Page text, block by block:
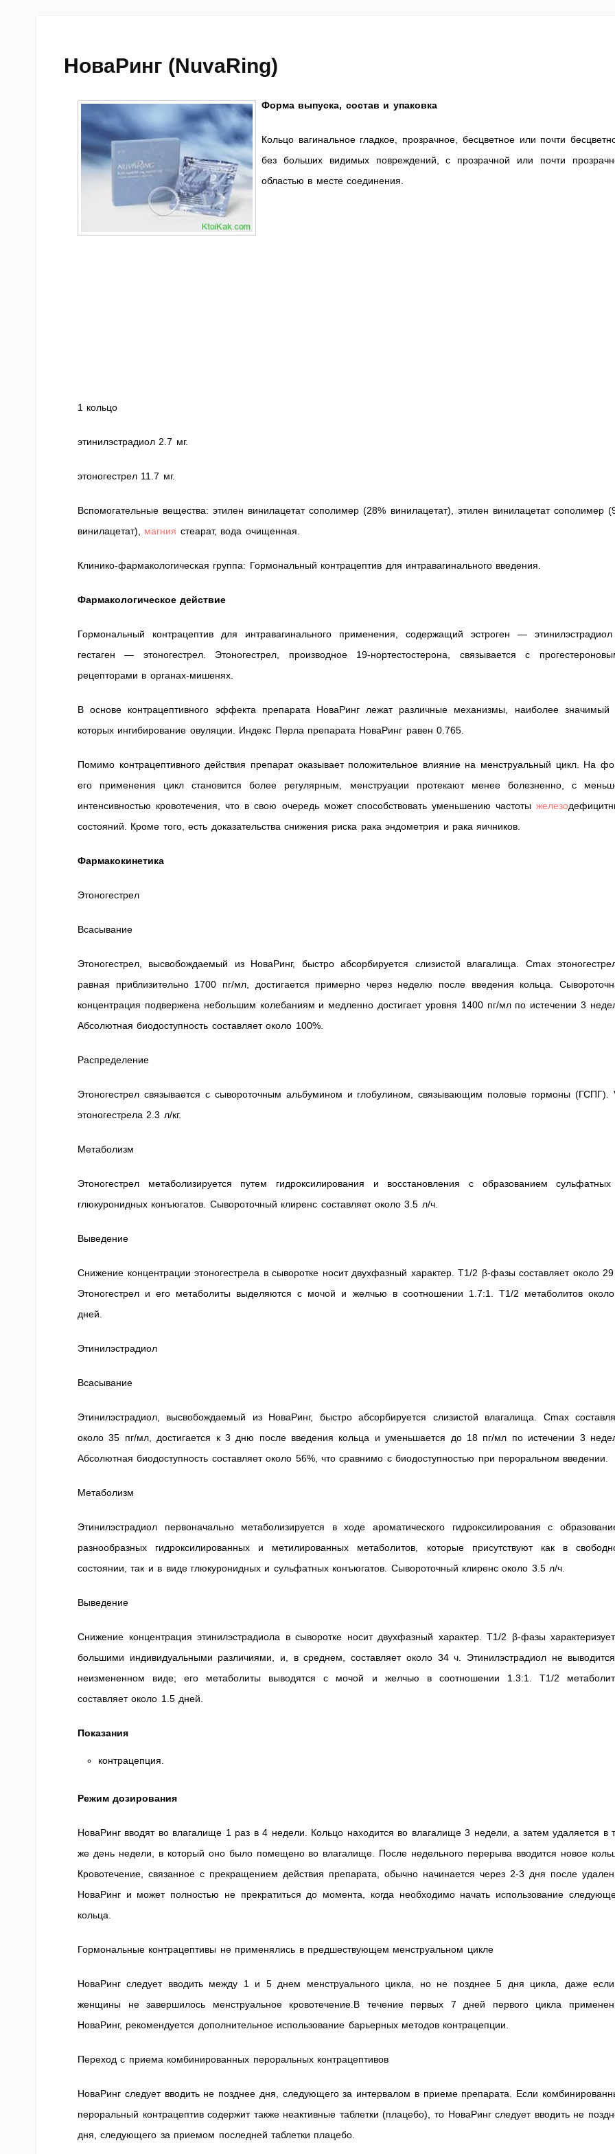
НоваРинг (NuvaRing)
Форма выпуска, состав и упаковка
Кольцо вагинальное гладкое, прозрачное, бесцветное или почти
без больших видимых повреждений, с прозрачной или почти
областью в месте соединения.
1 кольцо
этинилэстрадиол 2.7 мг.
этоногестрел 11.7 мг.
Вспомогательные вещества: этилен винилацетат сополимер (28% винилацетат), этилен винилацетат сополимер
винилацетат), магния стеарат, вода очищенная.
Клинико-фармакологическая группа: Гормональный контрацептив для интравагинального введения.
Фармакологическое действие
Гормональный контрацептив для интравагинального применения, содержащий эстроген —
гестаген — этоногестрел. Этоногестрел, производное 19-нортестостерона, связывается с
рецепторами в органах-мишенях.
В основе контрацептивного эффекта препарата НоваРинг лежат различные механизмы, наиболее значимый
которых ингибирование овуляции. Индекс Перла препарата НоваРинг равен 0.765.
Помимо контрацептивного действия препарат оказывает положительное влияние на менструальный цикл. На
его применения цикл становится более регулярным, менструации протекают менее болезненно, с
интенсивностью кровотечения, что в свою очередь может способствовать уменьшению частоты железо
состояний. Кроме того, есть доказательства снижения риска рака эндометрия и рака яичников.
Фармакокинетика
Этоногестрел
Всасывание
Этоногестрел, высвобождаемый из НоваРинг, быстро абсорбируется слизистой влагалища. Cmax
равная приблизительно 1700 пг/мл, достигается примерно через неделю после введения кольца.
концентрация подвержена небольшим колебаниям и медленно достигает уровня 1400 пг/мл по истечении 3
Абсолютная биодоступность составляет около 100%.
Распределение
Этоногестрел связывается с сывороточным альбумином и глобулином, связывающим половые гормоны (ГСПГ).
этоногестрела 2.3 л/кг.
Метаболизм
Этоногестрел метаболизируется путем гидроксилирования и восстановления с образованием
глюкуронидных конъюгатов. Сывороточный клиренс составляет около 3.5 л/ч.
Выведение
Снижение концентрации этоногестрела в сыворотке носит двухфазный характер. T1/2 β-фазы составляет около 29
Этоногестрел и его метаболиты выделяются с мочой и желчью в соотношении 1.7:1. T1/2 метаболитов
дней.
Этинилэстрадиол
Всасывание
Этинилэстрадиол, высвобождаемый из НоваРинг, быстро абсорбируется слизистой влагалища. Cmax
около 35 пг/мл, достигается к 3 дню после введения кольца и уменьшается до 18 пг/мл по истечении 3
Абсолютная биодоступность составляет около 56%, что сравнимо с биодоступностью при пероральном введении.
Метаболизм
Этинилэстрадиол первоначально метаболизируется в ходе ароматического гидроксилирования с
разнообразных гидроксилированных и метилированных метаболитов, которые присутствуют как в
состоянии, так и в виде глюкуронидных и сульфатных конъюгатов. Сывороточный клиренс около 3.5 л/ч.
Выведение
Снижение концентрация этинилэстрадиола в сыворотке носит двухфазный характер. T1/2 β-фазы
большими индивидуальными различиями, и, в среднем, составляет около 34 ч. Этинилэстрадиол не
неизмененном виде; его метаболиты выводятся с мочой и желчью в соотношении 1.3:1. T1/2
составляет около 1.5 дней.
Показания
контрацепция.
Режим дозирования
НоваРинг вводят во влагалище 1 раз в 4 недели. Кольцо находится во влагалище 3 недели, а затем удаляется в
же день недели, в который оно было помещено во влагалище. После недельного перерыва вводится новое
Кровотечение, связанное с прекращением действия препарата, обычно начинается через 2-3 дня после
НоваРинг и может полностью не прекратиться до момента, когда необходимо начать использование
кольца.
Гормональные контрацептивы не применялись в предшествующем менструальном цикле
НоваРинг следует вводить между 1 и 5 днем менструального цикла, но не позднее 5 дня цикла, даже
женщины не завершилось менструальное кровотечение.В течение первых 7 дней первого цикла
НоваРинг, рекомендуется дополнительное использование барьерных методов контрацепции.
Переход с приема комбинированных пероральных контрацептивов
НоваРинг следует вводить не позднее дня, следующего за интервалом в приеме препарата. Если
пероральный контрацептив содержит также неактивные таблетки (плацебо), то НоваРинг следует вводить не
дня, следующего за приемом последней таблетки плацебо.